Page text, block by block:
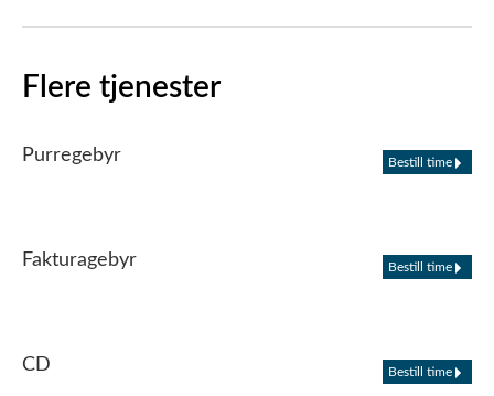
Flere tjenester
Purregebyr Bestill time
Fakturagebyr Bestill time
CD Bestill time